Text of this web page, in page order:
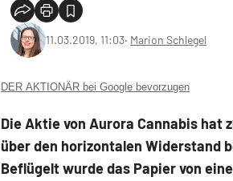
11.03.2019, 11:03‧ Marion Schlegel
DER AKTIONÄR bei Google bevorzugen
Die Aktie von Aurora Cannabis hat
über den horizontalen Widerstand
Beflügelt wurde das Papier von